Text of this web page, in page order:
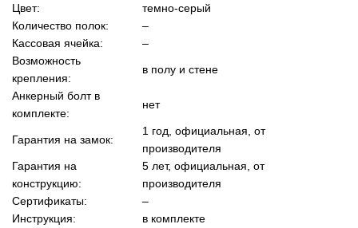
Цвет:
темно-серый
Количество полок:
–
Кассовая ячейка:
–
Возможность
крепления:
в полу и стене
Анкерный болт в
комплекте:
нет
Гарантия на замок:
1 год, официальная, от
производителя
Гарантия на
конструкцию:
5 лет, официальная, от
производителя
Сертификаты:
–
Инструкция:
в комплекте